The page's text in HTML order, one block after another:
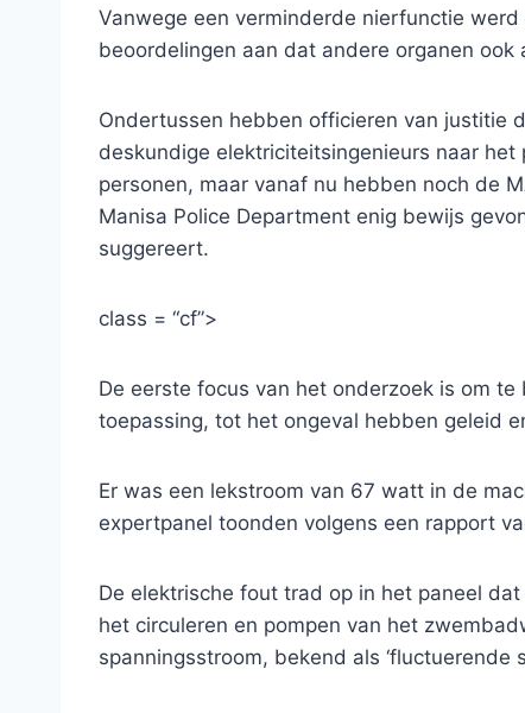
Vanwege een verminderde nierfunctie
beoordelingen aan dat andere organen
Ondertussen hebben officieren van justitie
deskundige elektriciteitsingenieurs naar
personen, maar vanaf nu hebben noch de
Manisa Police Department enig bewijs
suggereert.
class = “cf”>
De eerste focus van het onderzoek is om
toepassing, tot het ongeval hebben geleid
Er was een lekstroom van 67 watt in de
expertpanel toonden volgens een rapport
De elektrische fout trad op in het paneel
het circuleren en pompen van het
spanningsstroom, bekend als ‘fluctuerende